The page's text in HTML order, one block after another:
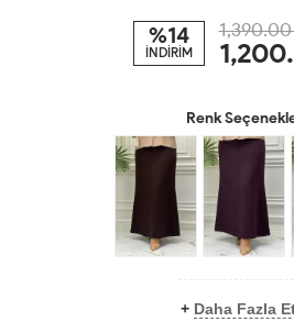
%14
İNDİRİM
1,390.00
Renk
+ Daha Fazla